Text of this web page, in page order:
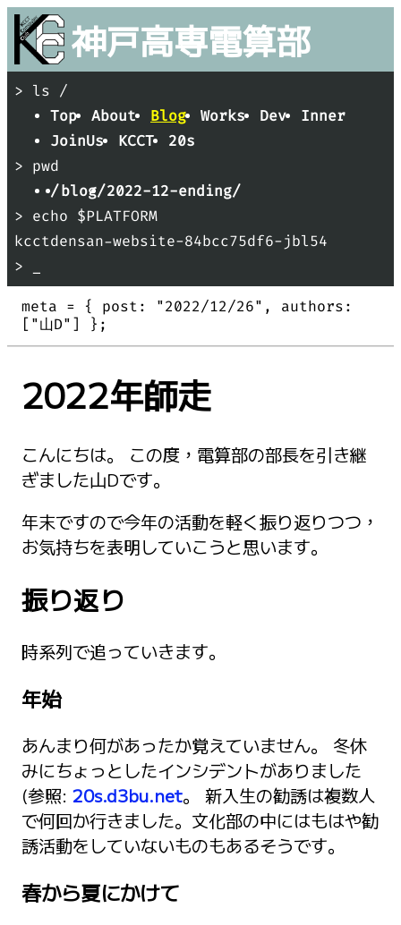
神戸高専電算部
> ls /
Top
About Blog Works Dev
Inner
JoinUs
KCCT
20s
> pwd
/ blog/2022-12-ending/
> echo $PLATFORM
kcctdensan-website-84bcc75df6-jbl54
> _
meta = { post: "2022/12/26"
authors:
[ "山D" ] };
2022年師走
こんにちは。 この度，電算部の部長を引き継
ぎました山Dです。
年末ですので今年の活動を軽く振り返りつつ，
お気持ちを表明していこうと思います。
振り返り
時系列で追っていきます。
年始
あんまり何があったか覚えていません。 冬休
みにちょっとしたインシデントがありました
(参照: 20s.d3bu.net。 新入生の勧誘は複数人
で何回か行きました。文化部の中にはもはや勧
誘活動をしていないものもあるそうです。
春から夏にかけて